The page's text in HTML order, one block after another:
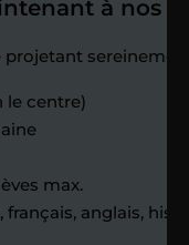
à nos
le centre)
max.
français, anglais,